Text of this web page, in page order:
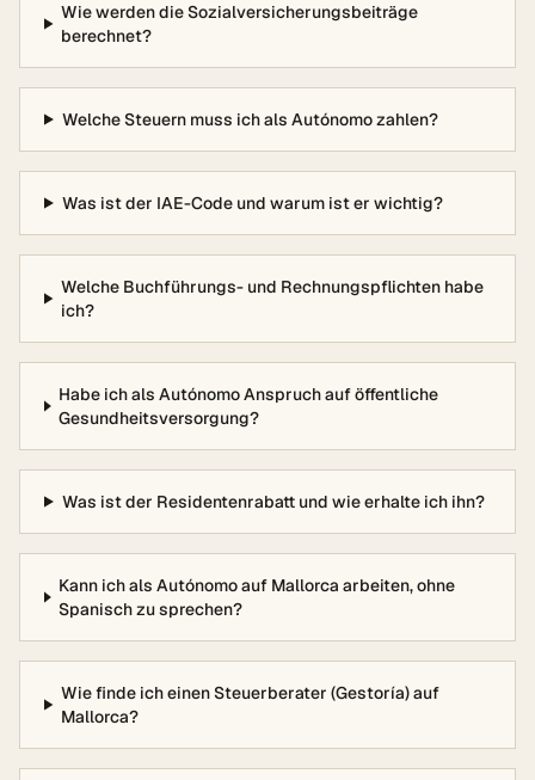
Wie werden die Sozialversicherungsbeiträge
berechnet?
Welche Steuern muss ich als Autónomo zahlen?
Was ist der IAE-Code und warum ist er wichtig?
Welche Buchführungs- und Rechnungspflichten habe
ich?
Habe ich als Autónomo Anspruch auf öffentliche
Gesundheitsversorgung?
Was ist der Residentenrabatt und wie erhalte ich ihn?
Kann ich als Autónomo auf Mallorca arbeiten, ohne
Spanisch zu sprechen?
Wie finde ich einen Steuerberater (Gestoría) auf
Mallorca?